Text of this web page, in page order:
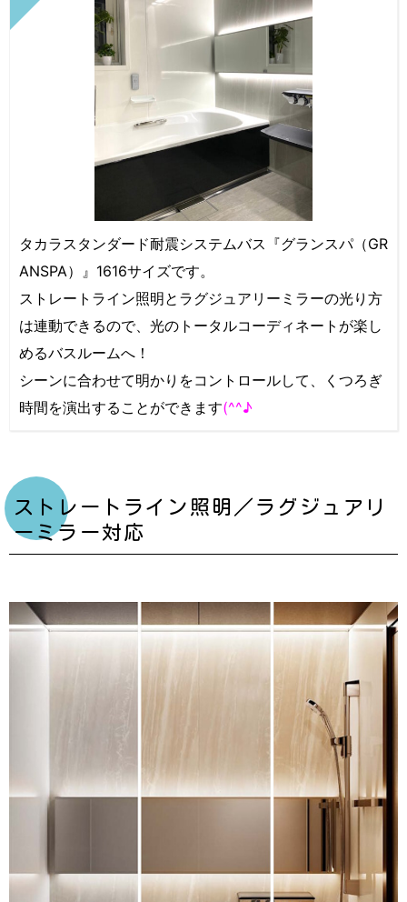
タカラスタンダード耐震システムバス『グランスパ（GR
ANSPA）』1616サイズです。
ストレートライン照明とラグジュアリーミラーの光り方
は連動できるので、光のトータルコーディネートが楽し
めるバスルームへ！
シーンに合わせて明かりをコントロールして、くつろぎ
時間を演出することができます(^^♪
ストレートライン照明／ラグジュアリ
ーミラー対応